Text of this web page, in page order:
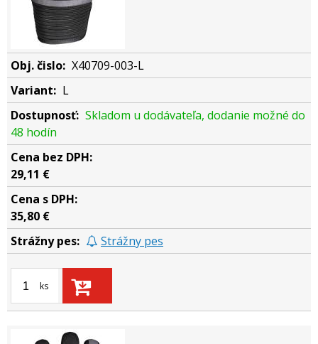
X40709-003-L
L
Skladom u dodávateľa, dodanie možné do
48 hodín
29,11 €
35,80 €
Strážny pes
ks